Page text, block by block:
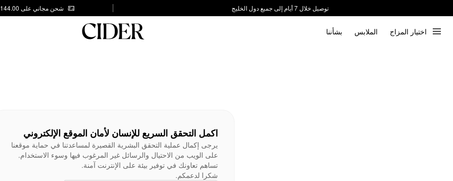
توصيل خلال 7 أيام إلى جميع دول الخليج
شحن مجاني على AED 144.00
اختيار المزاج الملابس بشأننا
اكمل التحقق السريع للإنسان لأمان الموقع الإلكتروني
يرجى إكمال عملية التحقق البشرية القصيرة لمساعدتنا في حماية موقعنا
على الويب من الاحتيال والرسائل غير المرغوب فيها وسوء الاستخدام.
تساهم تعاونك في توفير بيئة على الإنترنت آمنة.
شكرا لدعمكم.